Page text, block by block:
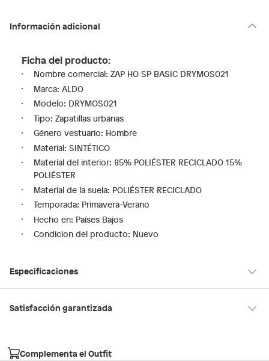
Información adicional
Ficha del producto:
Nombre comercial: ZAP HO SP BASIC DRYMOS021
Marca: ALDO
Modelo: DRYMOS021
Tipo: Zapatillas urbanas
Género vestuario: Hombre
Material: SINTÉTICO
Material del interior: 85% POLIÉSTER RECICLADO 15%
POLIÉSTER
Material de la suela: POLIÉSTER RECICLADO
Temporada: Primavera-Verano
Hecho en: Países Bajos
Condicion del producto: Nuevo
Especificaciones
Hecho en
Satisfacción garantizada
Complementa el Outfit